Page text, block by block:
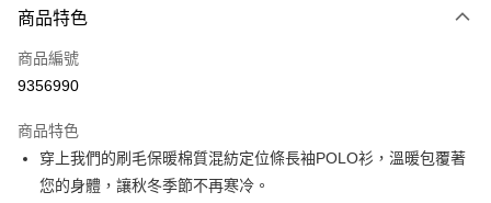
信用卡一次付款
超商取貨付款
Apple Pay
悠遊付
商品特色
商品編號
9356990
商品特色
穿上我們的刷毛保暖棉質混紡定位條長袖POLO衫，溫暖包覆著
您的身體，讓秋冬季節不再寒冷。